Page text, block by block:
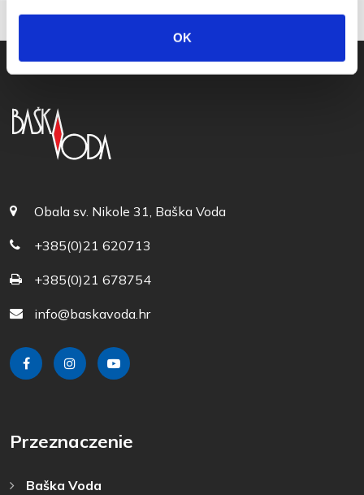
OK
Obala sv. Nikole 31, Baška Voda
+385(0)21 620713
+385(0)21 678754
info@baskavoda.hr
Przeznaczenie
Baška Voda